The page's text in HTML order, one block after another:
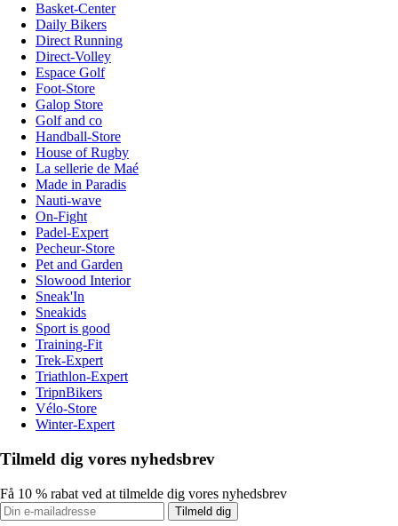
Basket-Center
Daily Bikers
Direct Running
Direct-Volley
Espace Golf
Foot-Store
Galop Store
Golf and co
Handball-Store
House of Rugby
La sellerie de Maé
Made in Paradis
Nauti-wave
On-Fight
Padel-Expert
Pecheur-Store
Pet and Garden
Slowood Interior
Sneak'In
Sneakids
Sport is good
Training-Fit
Trek-Expert
Triathlon-Expert
TripnBikers
Vélo-Store
Winter-Expert
Tilmeld dig vores nyhedsbrev
Få 10 % rabat ved at tilmelde dig vores nyhedsbrev
Tilmeld dig